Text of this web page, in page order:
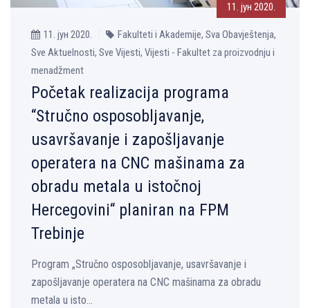
11. јун 2020.
11. јун 2020.
Fakulteti i Akademije, Sva Obavještenja,
Sve Aktuelnosti, Sve Vijesti, Vijesti - Fakultet za proizvodnju i
menadžment
Početak realizacija programa
“Stručno osposoblјavanje,
usavršavanje i zapošlјavanje
operatera na CNC mašinama za
obradu metala u istočnoj
Hercegovini“ planiran na FPM
Trebinje
Program „Stručno osposoblјavanje, usavršavanje i
zapošlјavanje operatera na CNC mašinama za obradu
metala u isto...